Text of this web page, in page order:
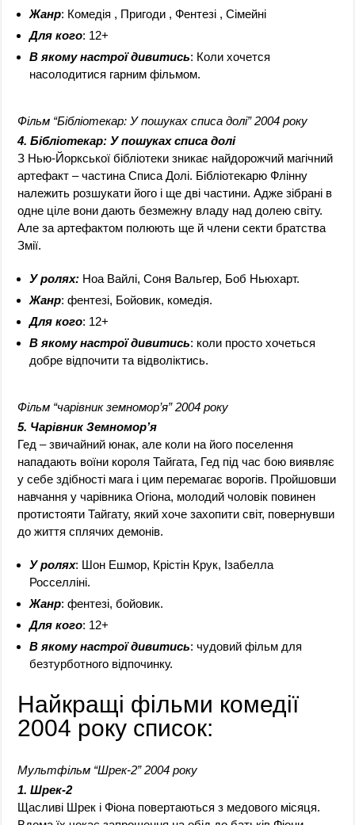
Жанр: Комедія , Пригоди , Фентезі , Сімейні
Для кого: 12+
В якому настрої дивитись: Коли хочется
насолодитися гарним фільмом.
Фільм “Бібліотекар: У пошуках списа долі” 2004 року
4. Бібліотекар: У пошуках списа долі
З Нью-Йоркської бібліотеки зникає найдорожчий магічний
артефакт – частина Списа Долі. Бібліотекарю Флінну
належить розшукати його і ще дві частини. Адже зібрані в
одне ціле вони дають безмежну владу над долею світу.
Але за артефактом полюють ще й члени секти братства
Змії.
У ролях: Ноа Вайлі, Соня Вальгер, Боб Ньюхарт.
Жанр: фентезі, Бойовик, комедія.
Для кого: 12+
В якому настрої дивитись: коли просто хочеться
добре відпочити та відволіктись.
Фільм “чарівник земномор’я” 2004 року
5. Чарівник Земномор’я
Гед – звичайний юнак, але коли на його поселення
нападають воїни короля Тайгата, Гед під час бою виявляє
у себе здібності мага і цим перемагає ворогів. Пройшовши
навчання у чарівника Огіона, молодий чоловік повинен
протистояти Тайгату, який хоче захопити світ, повернувши
до життя сплячих демонів.
У ролях: Шон Ешмор, Крістін Крук, Ізабелла
Росселліні.
Жанр: фентезі, бойовик.
Для кого: 12+
В якому настрої дивитись: чудовий фільм для
безтурботного відпочинку.
Найкращі фільми комедії
2004 року список:
Мультфільм “Шрек-2” 2004 року
1. Шрек-2
Щасливі Шрек і Фіона повертаються з медового місяця.